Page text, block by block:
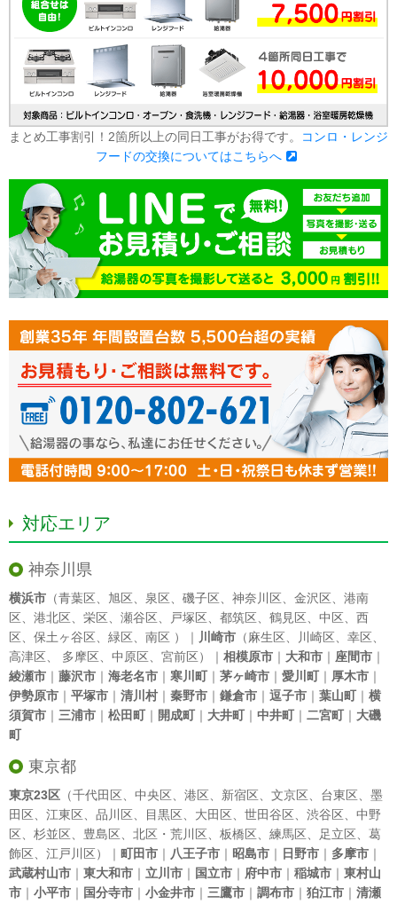
まとめ工事割引！2箇所以上の同日工事がお得です。
コンロ・レンジ
フードの交換についてはこちらへ
対応エリア
神奈川県
横浜市 （青葉区 旭区 泉区 磯子区 神奈川区 金沢区
港南
区
港北区 栄区 瀬谷区 戸塚区 都筑区 鶴見区 中区
西
区
保土ヶ谷区 緑区 南区 ）｜ 川崎市 （麻生区 川崎区 幸区
高津区
多摩区 中原区 宮前区）｜ 相模原市 ｜ 大和市 ｜ 座間市 ｜
綾瀬市 ｜ 藤沢市 ｜ 海老名市 ｜ 寒川町｜ 茅ヶ崎市 ｜ 愛川町｜ 厚木市 ｜
伊勢原市 ｜ 平塚市 ｜ 清川村｜ 秦野市 ｜ 鎌倉市 ｜ 逗子市 ｜ 葉山町｜ 横
須賀市 ｜ 三浦市 ｜ 松田町｜ 開成町｜ 大井町｜ 中井町｜ 二宮町｜ 大磯
町
東京都
東京23区 （千代田区 中央区 港区 新宿区 文京区 台東区
墨
田区
江東区 品川区 目黒区 大田区 世田谷区 渋谷区
中野
区
杉並区 豊島区 北区 ・ 荒川区 板橋区 練馬区 足立区
葛
飾区
江戸川区）｜ 町田市 ｜ 八王子市 ｜ 昭島市 ｜ 日野市 ｜ 多摩市 ｜
武蔵村山市 ｜ 東大和市 ｜ 立川市 ｜ 国立市 ｜ 府中市 ｜ 稲城市 ｜ 東村山
市 ｜ 小平市 ｜ 国分寺市 ｜ 小金井市 ｜ 三鷹市 ｜ 調布市 ｜ 狛江市 ｜ 清瀬